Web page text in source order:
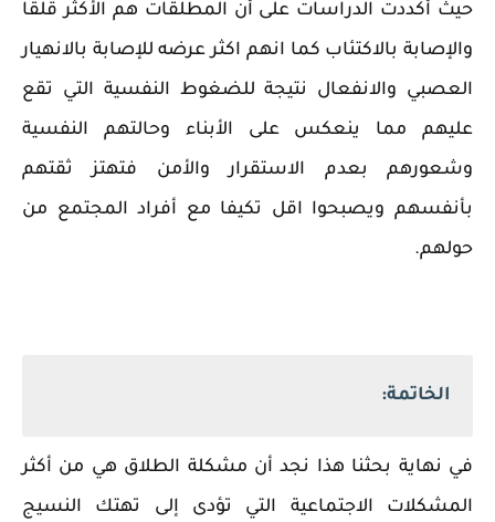
حيث أكددت الدراسات على أن المطلقات هم الأكثر قلقا
والإصابة بالاكتئاب كما انهم اكثر عرضه للإصابة بالانهيار
العصبي والانفعال نتيجة للضغوط النفسية التي تقع
عليهم مما ينعكس على الأبناء وحالتهم النفسية
وشعورهم بعدم الاستقرار والأمن فتهتز ثقتهم
بأنفسهم ويصبحوا اقل تكيفا مع أفراد المجتمع من
حولهم.
الخاتمة:
في نهاية بحثنا هذا نجد أن مشكلة الطلاق هي من أكثر
المشكلات الاجتماعية التي تؤدى إلى تهتك النسيج